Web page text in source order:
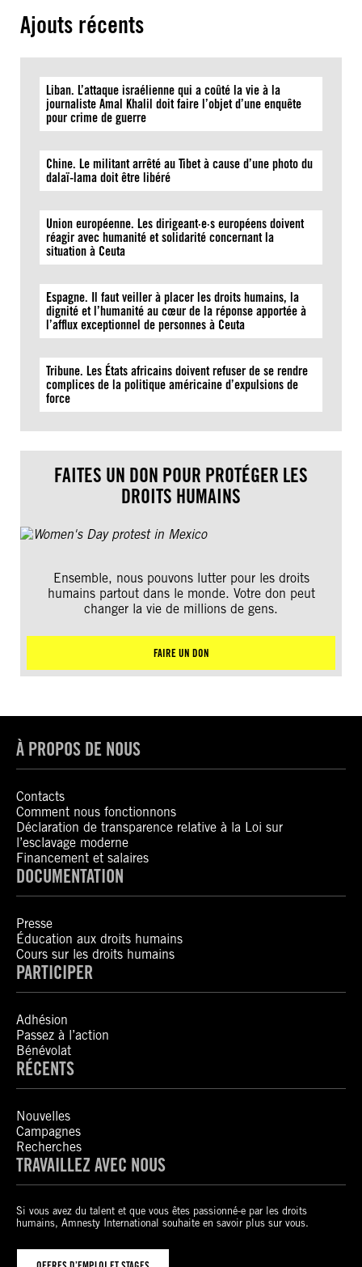
Ajouts récents
Liban. L’attaque israélienne qui a coûté la vie à la
journaliste Amal Khalil doit faire l’objet d’une enquête
pour crime de guerre
Chine. Le militant arrêté au Tibet à cause d’une photo du
dalaï-lama doit être libéré
Union européenne. Les dirigeant·e·s européens doivent
réagir avec humanité et solidarité concernant la
situation à Ceuta
Espagne. Il faut veiller à placer les droits humains, la
dignité et l’humanité au cœur de la réponse apportée à
l’afflux exceptionnel de personnes à Ceuta
Tribune. Les États africains doivent refuser de se rendre
complices de la politique américaine d’expulsions de
force
FAITES UN DON POUR PROTÉGER LES
DROITS HUMAINS
Ensemble, nous pouvons lutter pour les droits
humains partout dans le monde. Votre don peut
changer la vie de millions de gens.
FAIRE UN DON
À PROPOS DE NOUS
Contacts
Comment nous fonctionnons
Déclaration de transparence relative à la Loi sur
l’esclavage moderne
Financement et salaires
DOCUMENTATION
Presse
Éducation aux droits humains
Cours sur les droits humains
PARTICIPER
Adhésion
Passez à l’action
Bénévolat
RÉCENTS
Nouvelles
Campagnes
Recherches
TRAVAILLEZ AVEC NOUS
Si vous avez du talent et que vous êtes passionné-e par les droits
humains, Amnesty International souhaite en savoir plus sur vous.